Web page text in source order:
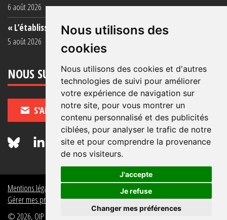
Nous utilisons des
cookies
Nous utilisons des cookies et d'autres
technologies de suivi pour améliorer
votre expérience de navigation sur
notre site, pour vous montrer un
contenu personnalisé et des publicités
ciblées, pour analyser le trafic de notre
site et pour comprendre la provenance
de nos visiteurs.
J'accepte
Je refuse
Changer mes préférences
6 août 2026
« L’établissement est une porcherie totale »
5 août 2026
NOUS SUIVRE
S'ABONNER
Mentions légales
Politique de données personnelles
Gérer mes préférences de données personnelles
© 2026, OIP Section FR